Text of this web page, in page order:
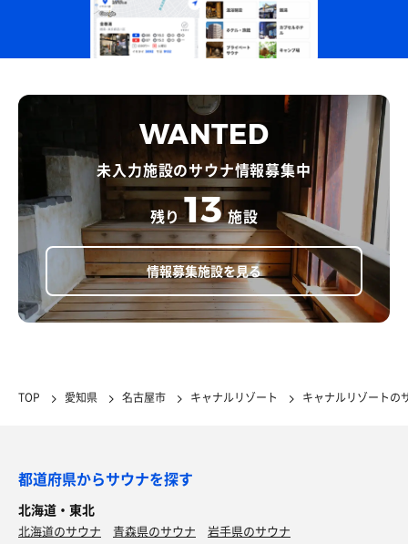
WANTED
未入力施設のサウナ情報募集中
残り 13 施設
情報募集施設を見る
TOP 愛知県 名古屋市 キャナルリゾート キャナルリゾートの
都道府県からサウナを探す
北海道・東北
北海道のサウナ 青森県のサウナ 岩手県のサウナ